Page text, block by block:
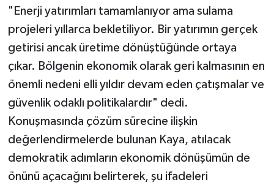
"Enerji yatırımları tamamlanıyor ama sulama
projeleri yıllarca bekletiliyor. Bir yatırımın gerçek
getirisi ancak üretime dönüştüğünde ortaya
çıkar. Bölgenin ekonomik olarak geri kalmasının en
önemli nedeni elli yıldır devam eden çatışmalar ve
güvenlik odaklı politikalardır" dedi.
Konuşmasında çözüm sürecine ilişkin
değerlendirmelerde bulunan Kaya, atılacak
demokratik adımların ekonomik dönüşümün de
önünü açacağını belirterek, şu ifadeleri